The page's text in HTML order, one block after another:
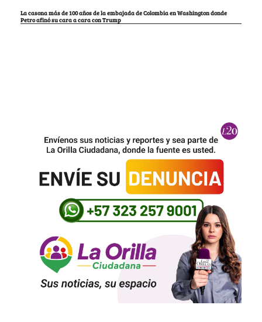
La casona más de 100 años de la embajada de Colombia en Washington donde
Petro afinó su cara a cara con Trump